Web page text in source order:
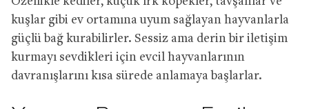
kuşlar gibi ev ortamına uyum sağlayan hayvanlarla
güçlü bağ kurabilirler. Sessiz ama derin bir iletişim
kurmayı sevdikleri için evcil hayvanlarının
davranışlarını kısa sürede anlamaya başlarlar.